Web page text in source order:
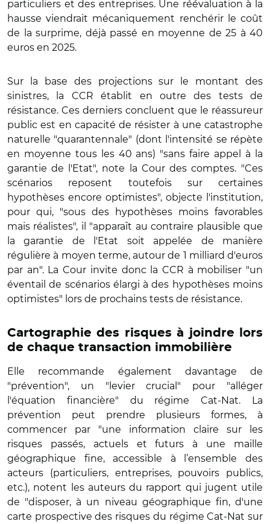
particuliers et des entreprises. Une réévaluation à la
hausse viendrait mécaniquement renchérir le coût
de la surprime, déjà passé en moyenne de 25 à 40
euros en 2025.
Sur la base des projections sur le montant des
sinistres, la CCR établit en outre des tests de
résistance. Ces derniers concluent que le réassureur
public est en capacité de résister à une catastrophe
naturelle "quarantennale" (dont l'intensité se répète
en moyenne tous les 40 ans) "sans faire appel à la
garantie de l'Etat", note la Cour des comptes. "Ces
scénarios reposent toutefois sur certaines
hypothèses encore optimistes", objecte l'institution,
pour qui, "sous des hypothèses moins favorables
mais réalistes", il "apparaît au contraire plausible que
la garantie de l'Etat soit appelée de manière
régulière à moyen terme, autour de 1 milliard d'euros
par an". La Cour invite donc la CCR à mobiliser "un
éventail de scénarios élargi à des hypothèses moins
optimistes" lors de prochains tests de résistance.
Cartographie des risques à joindre lors
de chaque transaction immobilière
Elle recommande également davantage de
"prévention", un "levier crucial" pour "alléger
l'équation financière" du régime Cat-Nat. La
prévention peut prendre plusieurs formes, à
commencer par "une information claire sur les
risques passés, actuels et futurs à une maille
géographique fine, accessible à l’ensemble des
acteurs (particuliers, entreprises, pouvoirs publics,
etc.), notent les auteurs du rapport qui jugent utile
de "disposer, à un niveau géographique fin, d'une
carte prospective des risques du régime Cat-Nat sur